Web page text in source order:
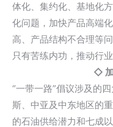
体化、集约化、基地化
化问题，加快产品高端
高、产品结构不合理等
只有苦练内功，推动行
◇
“一带一路”倡议涉及的
斯、中亚及中东地区的
的石油供给潜力和七成